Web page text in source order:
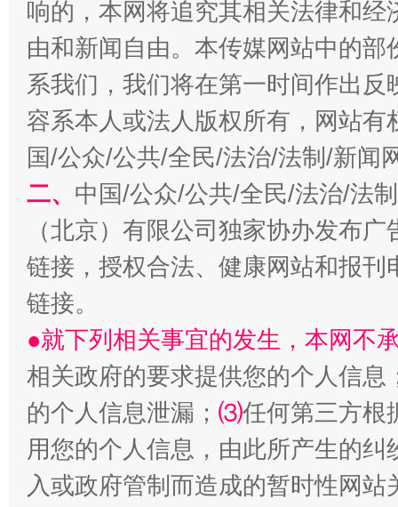
揭批美国五大"原罪" "炒
解纷+调解+退费，一次搞定
响的，本网将追究其相关法律和
由和新闻自由。本传媒网站中的
系我们，我们将在第一时间作出
容系本人或法人版权所有，网站
国/公众/公共/全民/法治/法制/新闻
二、 中国/公众/公共/全民/法治/法
（北京）有限公司独家协办发布
链接，授权合法、健康网站和报
链接。
●就下列相关事宜的发生，本网不
相关政府的要求提供您的个人信息
的个人信息泄漏； ⑶任何第三方根
用您的个人信息，由此所产生的纠
入或政府管制而造成的暂时性网